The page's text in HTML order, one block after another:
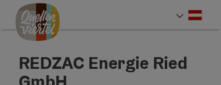
Zum Inhalt
Zur Navigation
Zum Seitenanfang
REDZAC Energie Ried